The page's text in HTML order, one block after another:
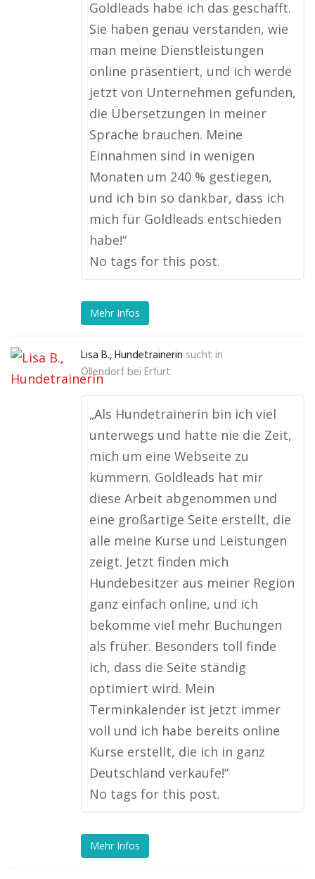
Goldleads habe ich das geschafft.
Sie haben genau verstanden, wie
man meine Dienstleistungen
online präsentiert, und ich werde
jetzt von Unternehmen gefunden,
die Übersetzungen in meiner
Sprache brauchen. Meine
Einnahmen sind in wenigen
Monaten um 240 % gestiegen,
und ich bin so dankbar, dass ich
mich für Goldleads entschieden
habe!“
No tags for this post.
Mehr Infos
Lisa B., Hundetrainerin sucht in
Ollendorf bei Erfurt
„Als Hundetrainerin bin ich viel
unterwegs und hatte nie die Zeit,
mich um eine Webseite zu
kümmern. Goldleads hat mir
diese Arbeit abgenommen und
eine großartige Seite erstellt, die
alle meine Kurse und Leistungen
zeigt. Jetzt finden mich
Hundebesitzer aus meiner Region
ganz einfach online, und ich
bekomme viel mehr Buchungen
als früher. Besonders toll finde
ich, dass die Seite ständig
optimiert wird. Mein
Terminkalender ist jetzt immer
voll und ich habe bereits online
Kurse erstellt, die ich in ganz
Deutschland verkaufe!“
No tags for this post.
Mehr Infos